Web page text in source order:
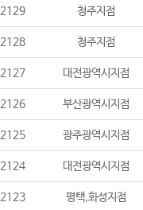
2129 청주지점
2128 청주지점
2127 대전광역시지점
2126 부산광역시지점
2125 광주광역시지점
2124 대전광역시지점
2123 평택,화성지점